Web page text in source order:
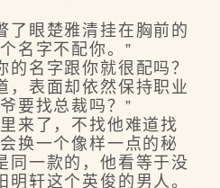
眼楚雅清挂在胸前的
名字不配你。”
名字跟你就很配吗？
表面却依然保持职业
要找总裁吗？”
了，不找他难道找
换一个像样一点的秘
同一款的，他看等于没
轩这个英俊的男人。